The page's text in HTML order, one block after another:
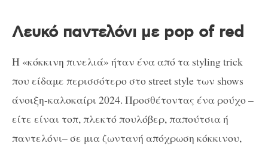
Λευκό παντελόνι με pop of red
Η «κόκκινη πινελιά» ήταν ένα από τα styling trick
που είδαμε περισσότερο στο street style των shows
άνοιξη-καλοκαίρι 2024. Προσθέτοντας ένα ρούχο –
είτε είναι τοπ, πλεκτό πουλόβερ, παπούτσια ή
παντελόνι– σε μια ζωντανή απόχρωση κόκκινου,